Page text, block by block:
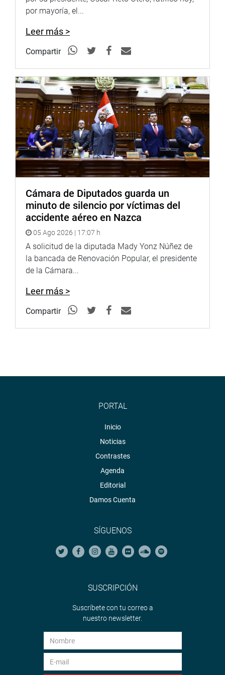
Portal: http://www.congreso.gob.pe/
Facebook: https://goo.gl/s5t7XN
Twitter:
https://goo.gl/iMywRR
YouTube:
Radio:goo.gl/hMwTg1
fotografia.congreso.gob.pe
por mayoría, el...
Leer más >
Compartir
Cámara de Diputados guarda un
minuto de silencio por víctimas del
accidente aéreo en Nazca
05 Ago 2026 | 17:07 h
A solicitud de la diputada Mady Yonz Núñez de
la bancada de Renovación Popular, el presidente
de la Cámara...
Leer más >
Compartir
PORTAL
Inicio
Noticias
Contrastes
Agenda
Editorial
Damos Cuenta
SÍGUENOS
SUSCRIPCIÓN
Suscríbete con tu correo a
nuestro newsletter.